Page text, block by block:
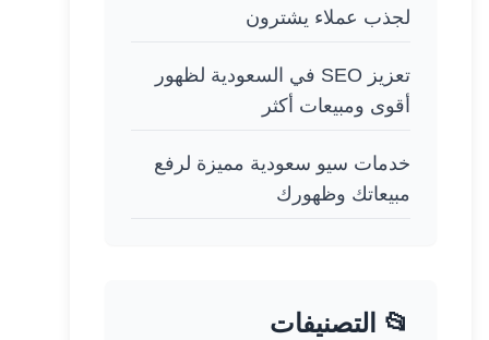
لجذب عملاء يشترون
تعزيز SEO في السعودية لظهور
أقوى ومبيعات أكثر
خدمات سيو سعودية مميزة لرفع
مبيعاتك وظهورك
📂 التصنيفات